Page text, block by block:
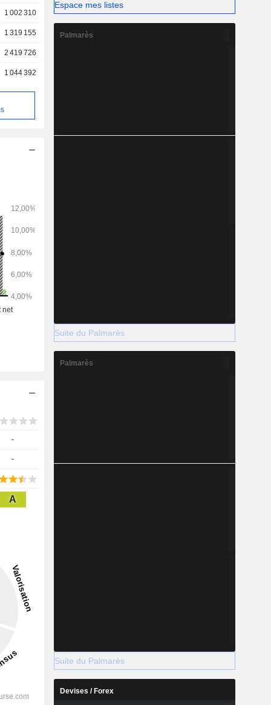
1 002 310
1 319 155
2 419 726
1 044 392
-
-
A
Espace mes listes
Palmarès
Suite du Palmarès
Palmarès
Suite du Palmarès
Devises / Forex